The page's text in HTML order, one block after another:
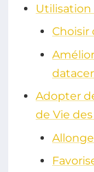
Utilisation
Choisir
Adopter
de Vie